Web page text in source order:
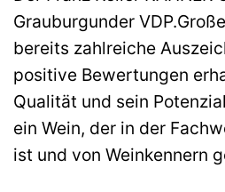
Grauburgunder
bereits zahlreiche
positive Bewertungen
Qualität und sein
ein Wein, der in der
ist und von Weinkennern